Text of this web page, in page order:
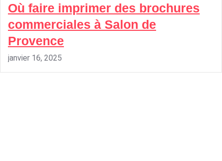
Où faire imprimer des brochures
commerciales à Salon de
Provence
janvier 16, 2025